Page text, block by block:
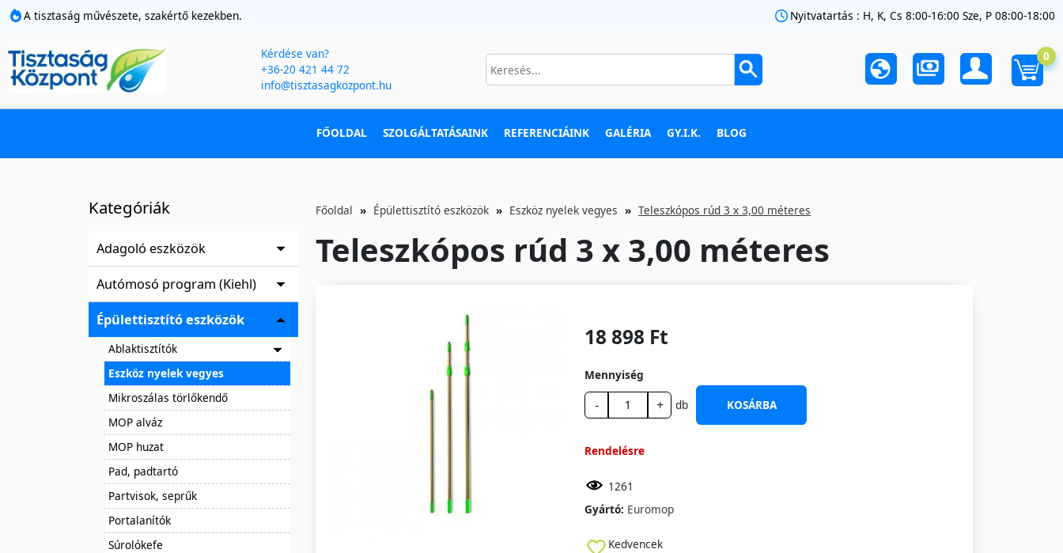
A tisztaság művészete, szakértő kezekben. Nyitvatartás : H, K, Cs 8:00-16:00 Sze, P 08:00-18:00
Kérdése van?
+36-20 421 44 72
info@tisztasagkozpont.hu
0
FŐOLDAL SZOLGÁLTATÁSAINK REFERENCIÁINK GALÉRIA GY.I.K. BLOG
Kategóriák
Adagoló eszközök
Autómosó program (Kiehl)
Épülettisztító eszközök
Ablaktisztítók
Eszköz nyelek vegyes
Mikroszálas törlőkendő
MOP alváz
MOP huzat
Pad, padtartó
Partvisok, seprűk
Portalanítók
Súrolókefe
Főoldal Épülettisztító eszközök Eszköz nyelek vegyes Teleszkópos rúd 3 x 3,00 méteres
Teleszkópos rúd 3 x 3,00 méteres
18 898 Ft
Mennyiség
- + db KOSÁRBA
Rendelésre
1261
Gyártó: Euromop
Kedvencek